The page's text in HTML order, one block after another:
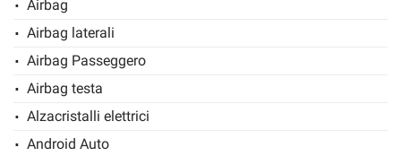
SITO WEB
Treviglioauto.it
Airbag
Airbag laterali
Airbag Passeggero
Airbag testa
Alzacristalli elettrici
Android Auto
cookie
policy
Salva
le
impostazioni